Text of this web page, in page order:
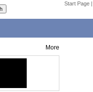
Start Page |
More